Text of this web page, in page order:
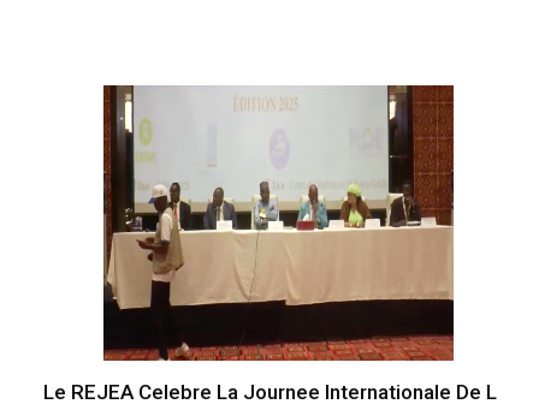
Le REJEA Celebre La Journee Internationale De L